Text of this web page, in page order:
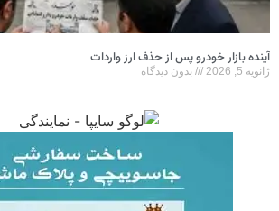
آینده بازار خودرو پس از حذف ارز واردات
ژانویه 5, 2026 بدون دیدگاه